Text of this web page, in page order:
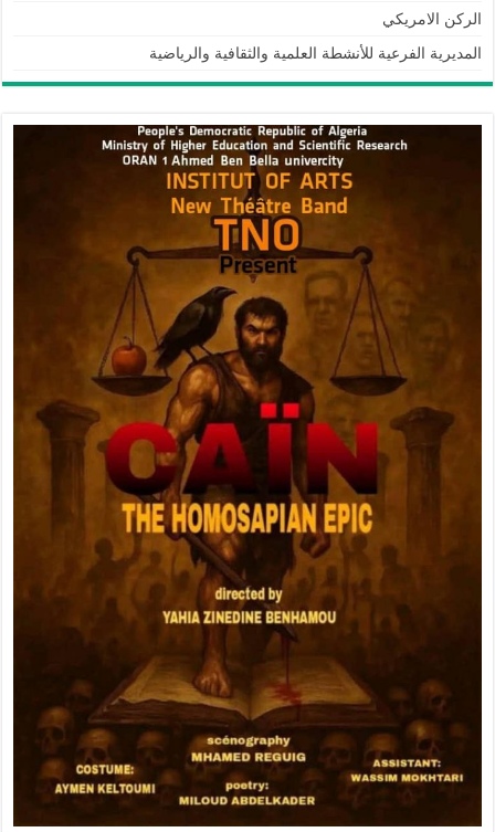
الركن الامريكي
المديرية الفرعية للأنشطة العلمية والثقافية والرياضية